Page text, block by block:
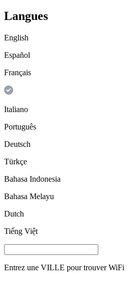
Langues
English
Español
Français
Italiano
Português
Deutsch
Türkçe
Bahasa Indonesia
Bahasa Melayu
Dutch
Tiếng Việt
Entrez une VILLE pour trouver WiFi